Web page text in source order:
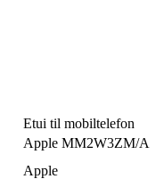
Etui til mobiltelefon
Apple MM2W3ZM/A
Apple